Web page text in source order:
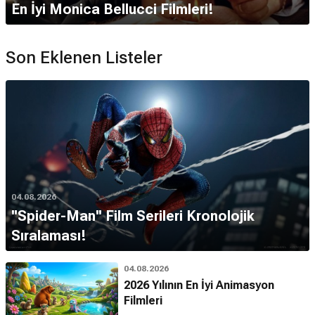
En İyi Monica Bellucci Filmleri!
Son Eklenen Listeler
04.08.2026
''Spider-Man'' Film Serileri Kronolojik
Sıralaması!
04.08.2026
2026 Yılının En İyi Animasyon
Filmleri